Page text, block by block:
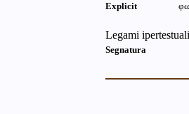
Explicit
Legami ipertestuali
Segnatura